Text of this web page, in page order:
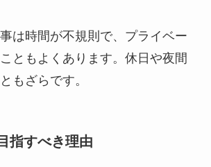
は時間が不規則で、プライベー
ともよくあります。休日や夜間
もざらです。
指すべき理由